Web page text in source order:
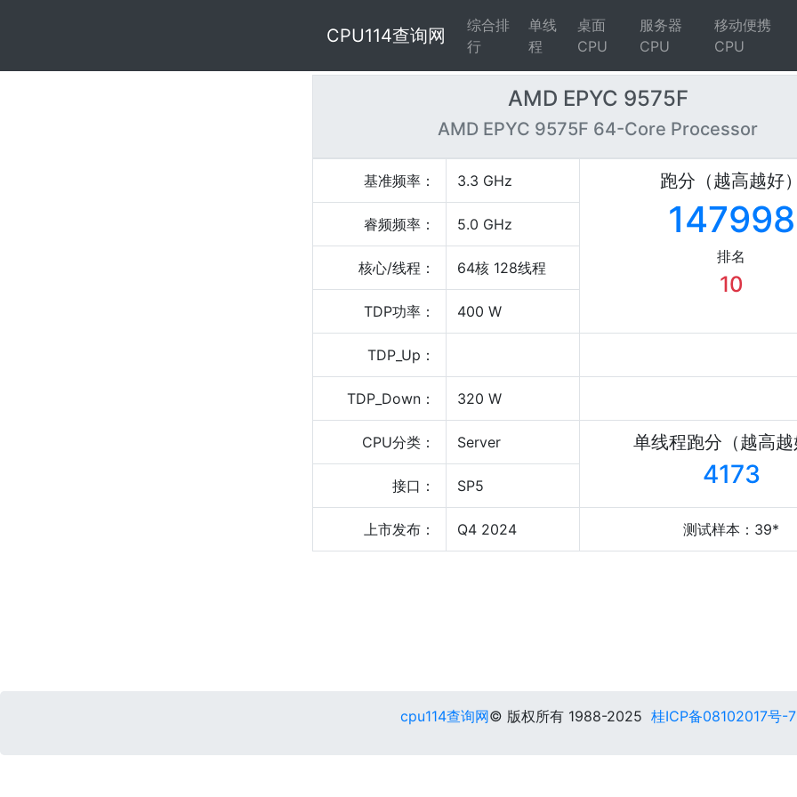
CPU114查询网
综合排
行
单线
程
桌面
CPU
服务器
CPU
移动便携
CPU
AMD EPYC 9575F
AMD EPYC 9575F 64-Core Processor
基准频率： 3.3 GHz 跑分（越高越好
147998
排名
10
睿频频率： 5.0 GHz
核心/线程： 64核 128线程
TDP功率： 400 W
TDP_Up：
TDP_Down： 320 W
CPU分类： Server 单线程跑分（越高
4173
接口： SP5
上市发布： Q4 2024 测试样本：39*
cpu114查询网© 版权所有 1988-2025 桂ICP备08102017号-7